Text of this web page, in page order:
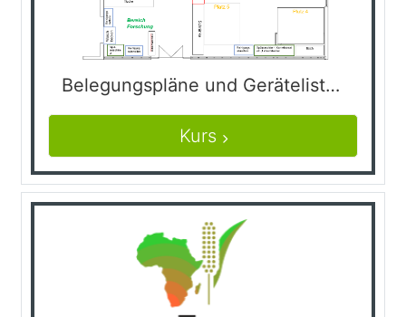
Belegungspläne und Gerätelisten
Kurs